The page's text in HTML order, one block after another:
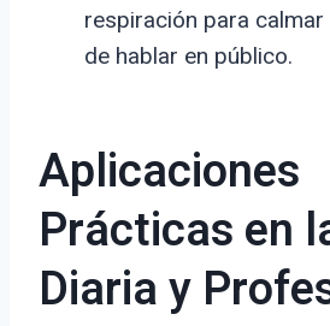
respiración para
de hablar en público.
Aplicaciones
Prácticas en
Diaria y